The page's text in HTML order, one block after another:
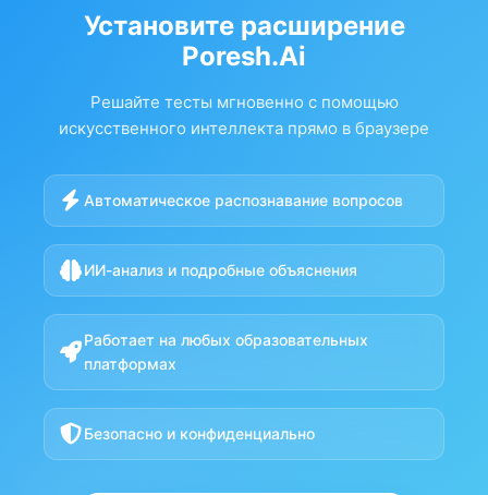
Установите расширение
Poresh.Ai
Решайте тесты мгновенно с помощью
искусственного интеллекта прямо в браузере
Автоматическое распознавание вопросов
ИИ-анализ и подробные объяснения
Работает на любых образовательных
платформах
Безопасно и конфиденциально